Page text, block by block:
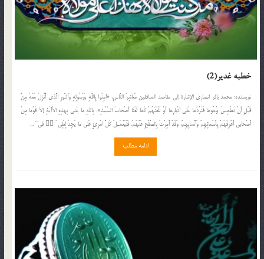
خطبه غدیر(2)
نويسنده: محمد باقر انصاری الإشارة إلى مقاصد المنافقين مَعاشِرَ النّاسِ، «آمِنُوا بِاللّه‌ِ وَرَسُولِهِ وَالنُّورِ الَّذي أُنْزِلَ مَعَهُ مِنْ
قَبْلِ أَنْ نَطْمِسَ وُجُوها فَنَرُدَّها عَلى أدْبارِها أَوْ نَلْعَنَهُمْ كَما لَعَنّا أَصْحابَ السَّبْتِ». بِاللّه‌ِ ما عَنى بِهذِهِ الاْآيَةِ إلاّ قَوْما مِنْ
أَصْحابي أَعْرِفُهُمْ بِأَسْمائِهِمْ وَأَنْسابِهِمْ، وَقَدْ أُمِرْتُ بِالصَّفْحِ عَنْهُمْ. فَلْيَعْمَـلْ كُلُّ امْرِئٍ عَلى ما يَجِدُ لِعَلِى¨ٍّ فى¨ ...
ادامه مطلب